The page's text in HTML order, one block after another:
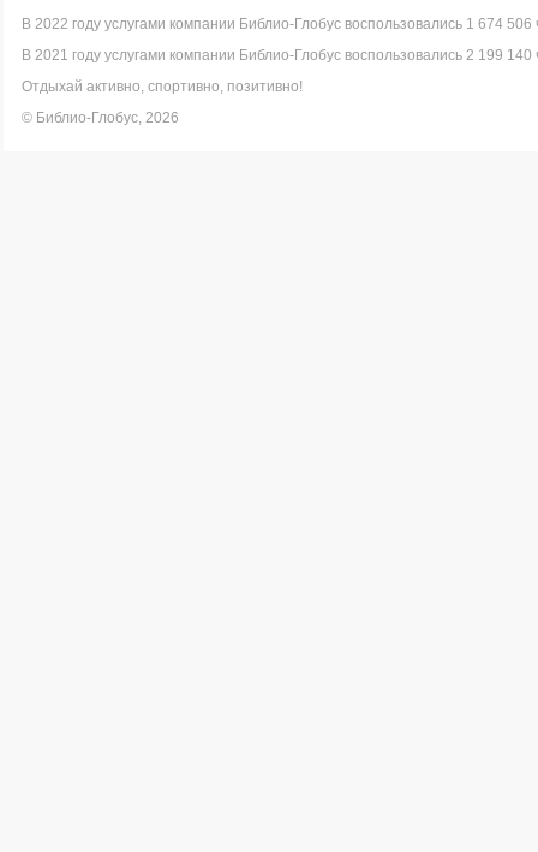
В 2022 году услугами компании Библио-Глобус воспользовались 1 674 506
В 2021 году услугами компании Библио-Глобус воспользовались 2 199 140
Отдыхай активно, спортивно, позитивно!
© Библио-Глобус, 2026